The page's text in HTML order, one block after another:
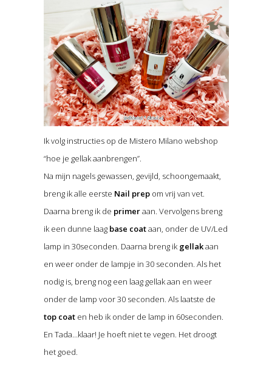
Ik volg instructies op de Mistero Milano webshop
“hoe je gellak aanbrengen”.
Na mijn nagels gewassen, gevijld, schoongemaakt,
breng ik alle eerste Nail prepom vrij van vet.
Daarna breng ik de primeraan. Vervolgens breng
ik een dunne laag base coataan, onder de UV/Led
lamp in 30seconden. Daarna breng ikgellakaan
en weer onder de lampje in 30 seconden. Als het
nodig is, breng nog een laag gellak aan en weer
onder de lamp voor 30 seconden. Als laatste de
top coaten heb ik onder de lamp in 60seconden.
En Tada…klaar! Je hoeft niet te vegen. Het droogt
het goed.